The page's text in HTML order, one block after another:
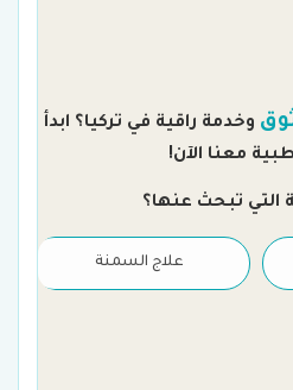
وخدمة راقية في تركيا؟ ابدأ
معنا الآن!
التي تبحث عنها؟
علاج السمنة